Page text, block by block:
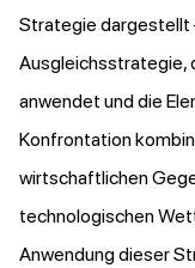
Strategie dargestellt
Ausgleichsstrategie,
anwendet und die
Konfrontation
wirtschaftlichen
technologischen
Anwendung dieser